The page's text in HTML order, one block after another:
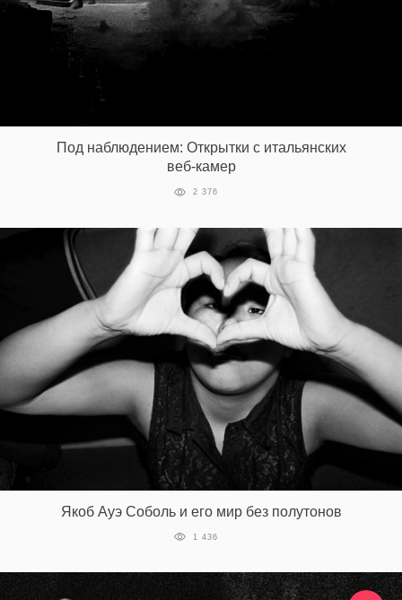
Под наблюдением: Открытки с итальянских
веб-камер
2 376
Якоб Ауэ Соболь и его мир без полутонов
1 436